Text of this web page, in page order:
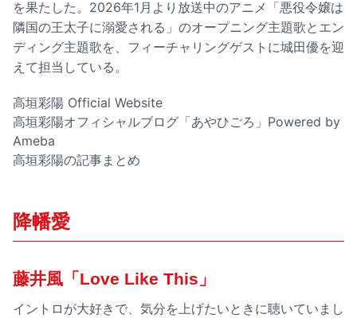
を果たした。2026年1月より放送中のアニメ「悪役令嬢は
隣国の王太子に溺愛される」のオープニング主題歌とエン
ディング主題歌を、フィーチャリングゲストに城田優を迎
えて担当している。
高垣彩陽 Official Website
高垣彩陽オフィシャルブログ「あやひごろ」Powered by
Ameba
高垣彩陽の記事まとめ
降幡愛
藤井風「Love Like This」
イントロが大好きで、気分を上げたいときに聴いていまし